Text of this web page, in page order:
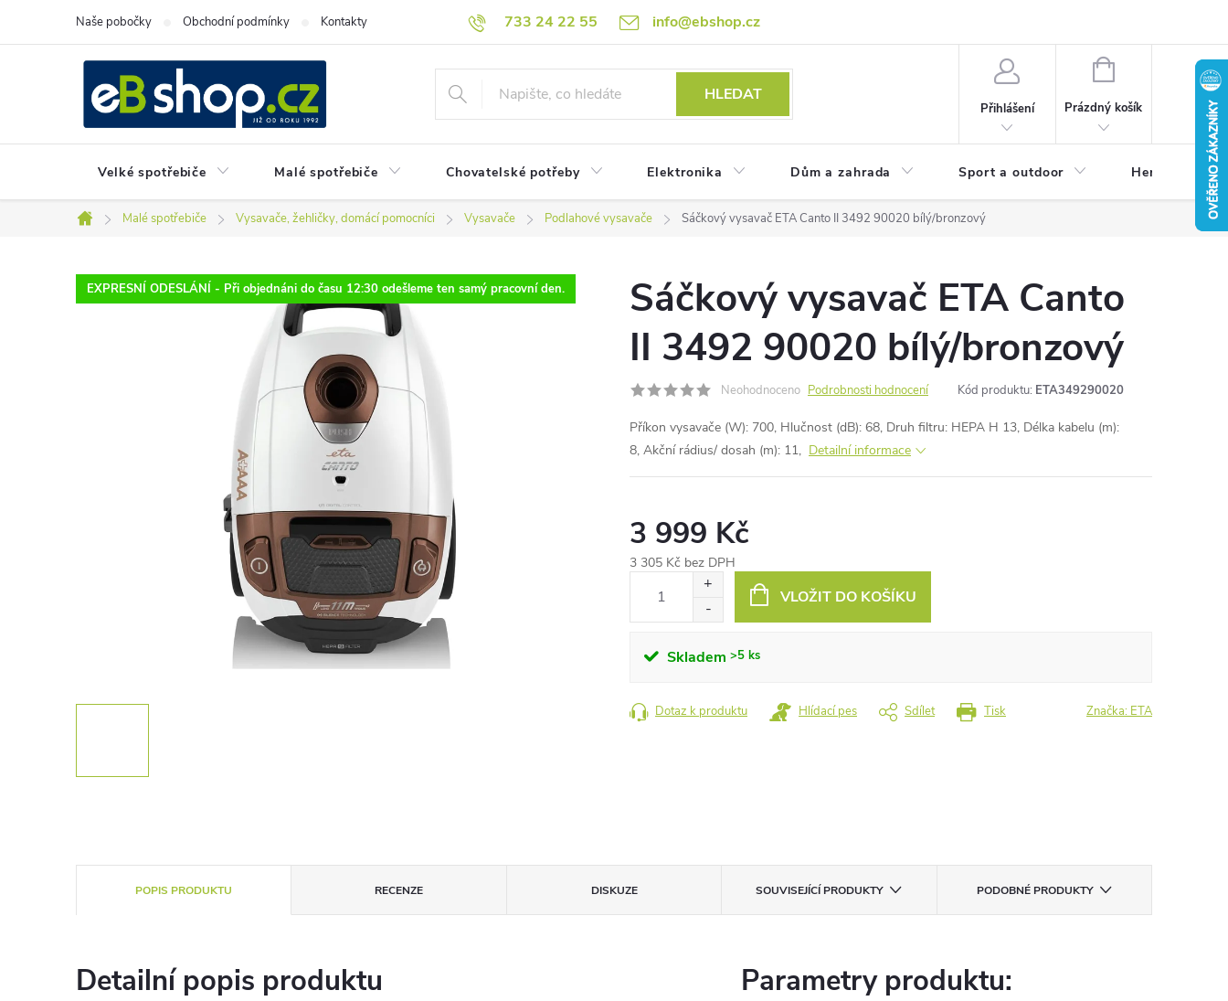
733 24 22 55 info@ebshop.cz
Naše pobočky Obchodní podmínky Kontakty
HLEDAT
Přihlášení
NÁKUPNÍ
Prázdný košík
Velké spotřebiče Malé spotřebiče Chovatelské potřeby Elektronika Dům a zahrada Sport a outdoor Herní zóna
Domů
Malé spotřebiče Vysavače, žehličky, domácí pomocníci Vysavače Podlahové vysavače Sáčkový vysavač ETA Canto II 3492 90020 bílý/bronzový
EXPRESNÍ ODESLÁNÍ - Při objednáni do času 12:30 odešleme ten samý pracovní den.
Sáčkový vysavač ETA Canto
II 3492 90020 bílý/bronzový
Neohodnoceno Podrobnosti hodnocení Kód produktu: ETA349290020
Příkon vysavače (W): 700, Hlučnost (dB): 68, Druh filtru: HEPA H 13, Délka kabelu (m):
8, Akční rádius/ dosah (m): 11, Detailní informace
Skladem >5 ks
3 999 Kč
3 305 Kč bez DPH
VLOŽIT DO KOŠÍKU
Tisk
Dotaz k produktu Hlídací pes Sdílet Značka: ETA
POPIS PRODUKTU RECENZE DISKUZE SOUVISEJÍCÍ PRODUKTY PODOBNÉ PRODUKTY
Detailní popis produktu Parametry produktu: